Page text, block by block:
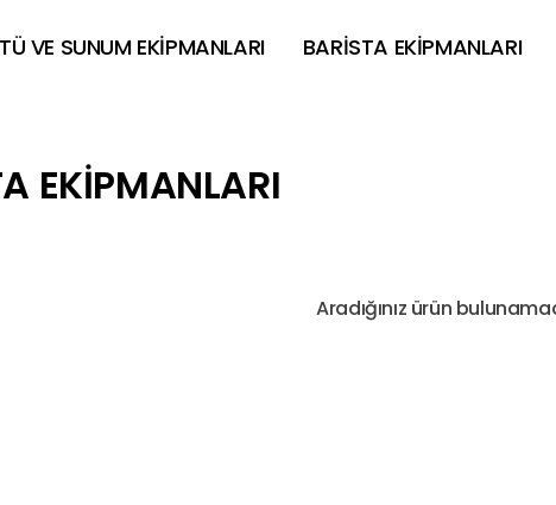
VE SUNUM EKİPMANLARI BARİSTA EKİPMANLARI
EKİPMANLARI
Aradığınız ürün